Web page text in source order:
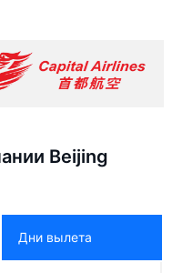
Beijing
Дни вылета